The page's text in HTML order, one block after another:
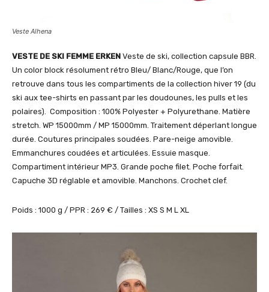
Veste Alhena
VESTE DE SKI FEMME ERKEN Veste de ski, collection capsule BBR.
Un color block résolument rétro Bleu/ Blanc/Rouge, que l’on
retrouve dans tous les compartiments de la collection hiver 19 (du
ski aux tee-shirts en passant par les doudounes, les pulls et les
polaires). Composition : 100% Polyester + Polyurethane. Matière
stretch. WP 15000mm / MP 15000mm. Traitement déperlant longue
durée. Coutures principales soudées. Pare-neige amovible.
Emmanchures coudées et articulées. Essuie masque.
Compartiment intérieur MP3. Grande poche filet. Poche forfait.
Capuche 3D réglable et amovible. Manchons. Crochet clef.
Poids : 1000 g / PPR : 269 € / Tailles : XS S M L XL